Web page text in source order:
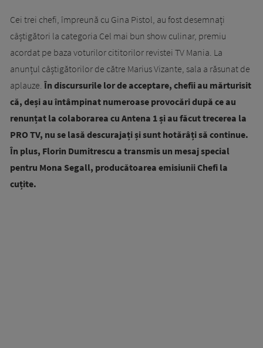
Cei trei chefi, împreună cu Gina Pistol, au fost desemnați
câștigători la categoria Cel mai bun show culinar, premiu
acordat pe baza voturilor cititorilor revistei TV Mania. La
anunțul câștigătorilor de către Marius Vizante, sala a răsunat de
aplauze. În discursurile lor de acceptare, chefii au mărturisit
că, deși au întâmpinat numeroase provocări după ce au
renunțat la colaborarea cu Antena 1 și au făcut trecerea la
PRO TV, nu se lasă descurajați și sunt hotărâți să continue.
În plus, Florin Dumitrescu a transmis un mesaj special
pentru Mona Segall, producătoarea emisiunii Chefi la
cuțite.